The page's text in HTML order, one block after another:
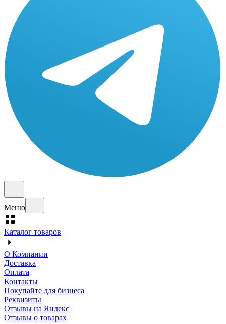
Меню
Каталог товаров
О Компании
Доставка
Оплата
Контакты
Покупайте для бизнеса
Реквизиты
Отзывы на Яндекс
Отзывы о товарах